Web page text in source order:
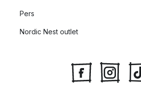
Pers
Nordic Nest outlet